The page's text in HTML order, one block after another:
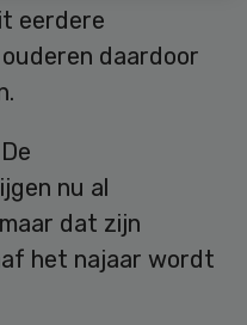
eerdere
daardoor
nu al
dat zijn
het najaar wordt